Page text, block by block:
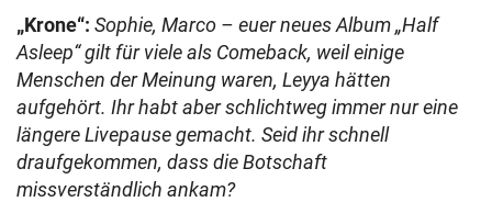
„Krone“: Sophie, Marco – euer neues Album „Half
Asleep“ gilt für viele als Comeback, weil einige
Menschen der Meinung waren, Leyya hätten
aufgehört. Ihr habt aber schlichtweg immer nur eine
längere Livepause gemacht. Seid ihr schnell
draufgekommen, dass die Botschaft
missverständlich ankam?